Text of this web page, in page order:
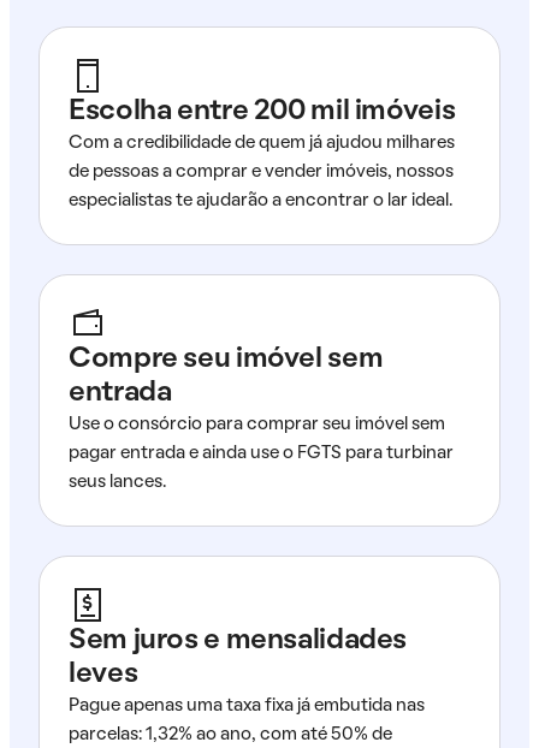
Escolha entre 200 mil imóveis
Com a credibilidade de quem já ajudou milhares
de pessoas a comprar e vender imóveis, nossos
especialistas te ajudarão a encontrar o lar ideal.
Compre seu imóvel sem
entrada
Use o consórcio para comprar seu imóvel sem
pagar entrada e ainda use o FGTS para turbinar
seus lances.
Sem juros e mensalidades
leves
Pague apenas uma taxa fixa já embutida nas
parcelas: 1,32% ao ano, com até 50% de